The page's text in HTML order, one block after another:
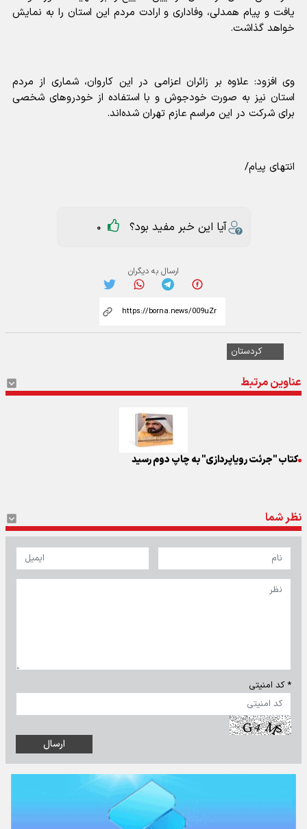
یافت و پیام همدلی، وفاداری و ارادت مردم این استان را به نمایش
خواهد گذاشت.
وی افزود: علاوه بر زائران اعزامی در این کاروان، شماری از مردم
استان نیز به صورت خودجوش و با استفاده از خودروهای شخصی
برای شرکت در این مراسم عازم تهران شده‌اند.
انتهای پیام/
آیا این خبر مفید بود؟ 0
ارسال به دیگران
کردستان
عناوین مرتبط
کتاب "جرئت رویاپردازی" به چاپ دوم رسید
نظر شما
* کد امنیتی